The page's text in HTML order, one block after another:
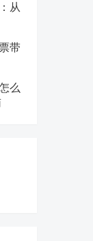
从
带
么